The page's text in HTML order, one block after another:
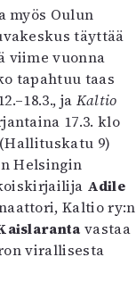
myös Oulun
täyttää
viime vuonna
tapahtuu taas
ja Kaltio
17.3. klo
9)
Helsingin
Adile
Kaltio ry:n
vastaa
virallisesta